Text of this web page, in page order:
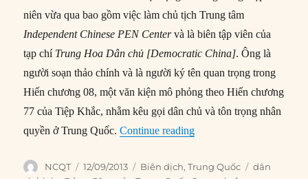
niên vừa qua bao gồm việc làm chủ tịch Trung tâm
Independent Chinese PEN Centervà là biên tập viên của
tạp chí Trung Hoa Dân chủ [Democratic China]. Ông là
người soạn thảo chính và là người ký tên quan trọng trong
Hiến chương 08, một văn kiện mô phỏng theo Hiến chương
77 của Tiệp Khắc, nhằm kêu gọi dân chủ và tôn trọng nhân
quyền ở Trung Quốc.Continue reading“#56 – Lưu Hiểu Ba viết
Author
NCQT
Posted
12/09/2013 Categories
Biên dịch,Trung Quốc Tags
dân